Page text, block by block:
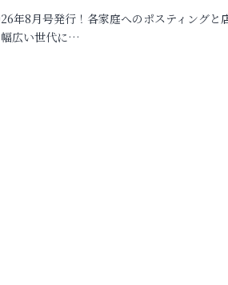
年8月号発行！各家庭へのポスティングと
広い世代に…